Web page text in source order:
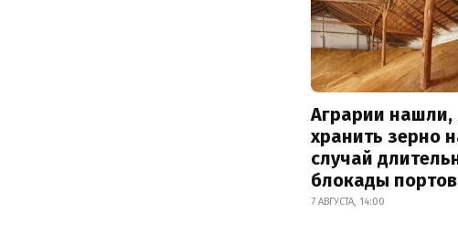
Аграрии нашли,
хранить зерно
случай
блокады портов
7 АВГУСТА, 14:00